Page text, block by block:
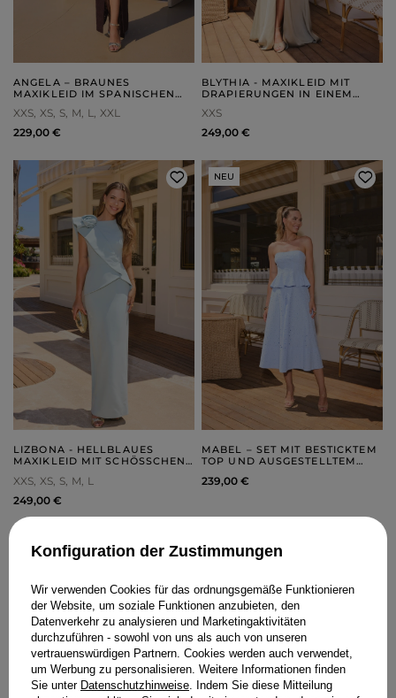
ANGELA – BRAUNES
MAXIKLEID IM SPANISCHEN
XXS XS S M L XXL
229,00 €
BLYTHIA - MAXIKLEID MIT
DRAPIERUNGEN IN EINEM
XXS
249,00 €
LIZBONA - HELLBLAUES
MAXIKLEID MIT SCHÖSSCHEN U
LUME
XXS XS S M L
249,00 €
NEU
MABEL – SET MIT BESTICKTEM
TOP UND AUSGESTELLTEM
239,00 €
Konfiguration der Zustimmungen
Wir verwenden Cookies für das ordnungsgemäße Funktionieren
der Website, um soziale Funktionen anzubieten, den
Datenverkehr zu analysieren und Marketingaktivitäten
durchzuführen - sowohl von uns als auch von unseren
vertrauenswürdigen Partnern. Cookies werden auch verwendet,
um Werbung zu personalisieren. Weitere Informationen finden
Sie unter Datenschutzhinweise. Indem Sie diese Mitteilung